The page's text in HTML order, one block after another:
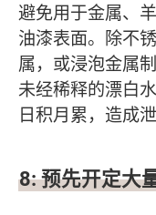
避免用于金属、
油漆表面。除不
属，或浸泡金属
未经稀释的漂白
日积月累，造成泄
8: 预先开定大